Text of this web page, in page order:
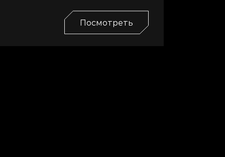
Посмотреть